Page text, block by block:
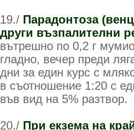
19./ Парадонтоза
други възпалителни
вътрешно по 0,2 г
гладно, вечер преди
дни за един курс с
в съотношение 1:20 с
във вид на 5% разтвор.
20./ При екзема на